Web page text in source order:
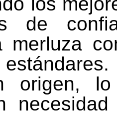
de
merluza
origen,